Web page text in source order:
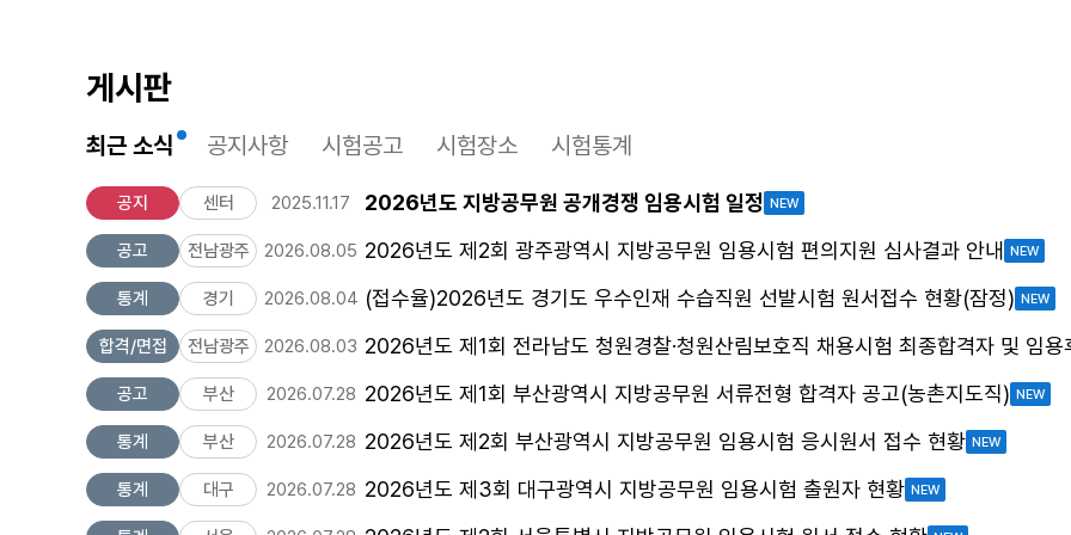
게시판
최근 소식 공지사항 시험공고 시험장소 시험통계
공지 센터 2025.11.17 2026년도 지방공무원 공개경쟁 임용시험 일정 NEW
공고 전남광주 2026.08.05 2026년도 제2회 광주광역시 지방공무원 임용시험 편의지원 심사결과 안내 NEW
통계 경기 2026.08.04 (접수율)2026년도 경기도 우수인재 수습직원 선발시험 원서접수 현황(잠정) NEW
합격/면접 전남광주 2026.08.03 2026년도 제1회 전라남도 청원경찰·청원산림보호직 채용시험 최종합격자 및 임용
공고 부산 2026.07.28 2026년도 제1회 부산광역시 지방공무원 서류전형 합격자 공고(농촌지도직) NEW
통계 부산 2026.07.28 2026년도 제2회 부산광역시 지방공무원 임용시험 응시원서 접수 현황 NEW
통계 대구 2026.07.28 2026년도 제3회 대구광역시 지방공무원 임용시험 출원자 현황 NEW